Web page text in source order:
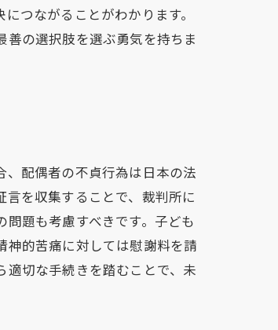
つながることがわかります。
の選択肢を選ぶ勇気を持ちま
配偶者の不貞行為は日本の法
を収集することで、裁判所に
題も考慮すべきです。子ども
神的苦痛に対しては慰謝料を請
切な手続きを踏むことで、未